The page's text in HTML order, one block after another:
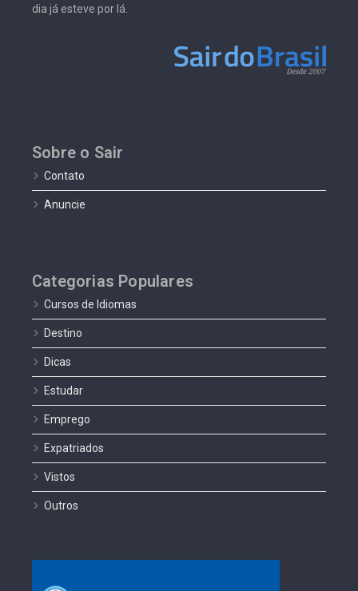
dia já esteve por lá.
Sobre o Sair
Contato
Anuncie
Categorias Populares
Cursos de Idiomas
Destino
Dicas
Estudar
Emprego
Expatriados
Vistos
Outros